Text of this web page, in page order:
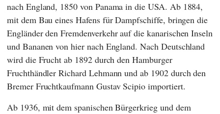
nach England, 1850 von Panama in die USA. Ab 1884,
mit dem Bau eines Hafens für Dampfschiffe, bringen die
Engländer den Fremdenverkehr auf die kanarischen Inseln
und Bananen von hier nach England. Nach Deutschland
wird die Frucht ab 1892 durch den Hamburger
FruchthändlerRichard Lehmann und ab 1902 durch den
Bremer Fruchtkaufmann Gustav Scipio importiert.
Ab 1936, mit dem spanischen Bürgerkrieg und dem